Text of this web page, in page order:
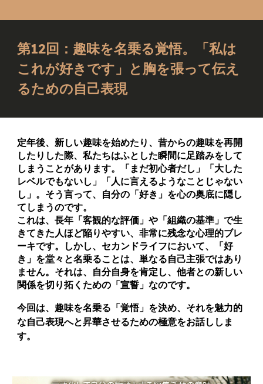
第12回：趣味を名乗る覚悟。「私は
これが好きです」と胸を張って伝え
るための自己表現
定年後、新しい趣味を始めたり、昔からの趣味を再開
したりした際、私たちはふとした瞬間に足踏みをして
しまうことがあります。「まだ初心者だし」「大した
レベルでもないし」「人に言えるようなことじゃない
し」。そう言って、自分の「好き」を心の奥底に隠し
てしまうのです。
これは、長年「客観的な評価」や「組織の基準」で生
きてきた人ほど陥りやすい、非常に残念な心理的ブレ
ーキです。しかし、セカンドライフにおいて、「好
き」を堂々と名乗ることは、単なる自己主張ではあり
ません。それは、自分自身を肯定し、他者との新しい
関係を切り拓くための「宣誓」なのです。
今回は、趣味を名乗る「覚悟」を決め、それを魅力的
な自己表現へと昇華させるための極意をお話ししま
す。